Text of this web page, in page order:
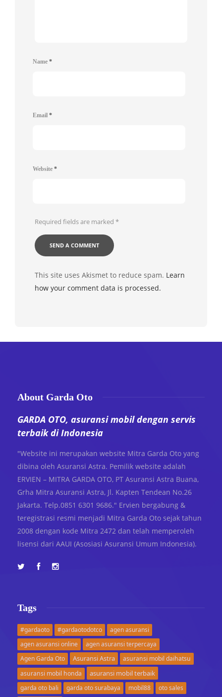
Name *
Email *
Website *
Required fields are marked *
This site uses Akismet to reduce spam. Learn
how your comment data is processed.
About Garda Oto
GARDA OTO, asuransi mobil dengan servis
terbaik di Indonesia
"Website ini merupakan website Mitra Garda Oto yang
dibina oleh Asuransi Astra. Pemilik website adalah
ERVIEN – MITRA GARDA OTO, PT Asuransi Astra Buana,
Grha Mitra Asuransi Astra, Jl. Kapten Tendean No.26
Jakarta. Telp.0851 6301 9686." Ervien bergabung &
teregistrasi resmi menjadi Mitra Garda Oto sejak tahun
2008 dengan kode Mitra 2472 dan telah memperoleh
lisensi dari AAUI (Asosiasi Asuransi Umum Indonesia).
Tags
#gardaoto #gardaotodotco
agen asuransi
agen asuransi online
agen asuransi terpercaya
Agen Garda Oto
Asuransi Astra
asuransi mobil daihatsu
asuransi mobil honda
asuransi mobil terbaik
garda oto bali garda oto surabaya mobil88
oto sales